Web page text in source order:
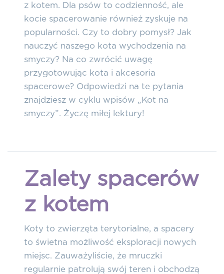
z kotem. Dla psów to codzienność, ale
kocie spacerowanie również zyskuje na
popularności. Czy to dobry pomysł? Jak
nauczyć naszego kota wychodzenia na
smyczy? Na co zwrócić uwagę
przygotowując kota i akcesoria
spacerowe? Odpowiedzi na te pytania
znajdziesz w cyklu wpisów „Kot na
smyczy”. Życzę miłej lektury!
Zalety spacerów
z kotem
Koty to zwierzęta terytorialne, a spacery
to świetna możliwość eksploracji nowych
miejsc. Zauważyliście, że mruczki
regularnie patrolują swój teren i obchodzą